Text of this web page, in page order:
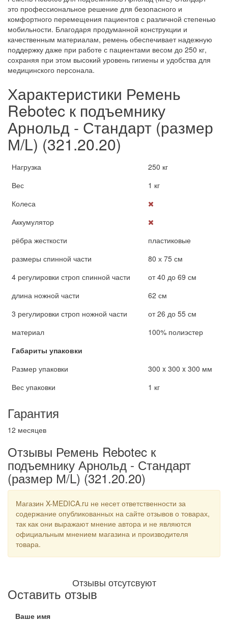
это профессиональное решение для безопасного и
комфортного перемещения пациентов с различной степенью
мобильности. Благодаря продуманной конструкции и
качественным материалам, ремень обеспечивает надежную
поддержку даже при работе с пациентами весом до 250 кг,
сохраняя при этом высокий уровень гигиены и удобства для
медицинского персонала.
Характеристики Ремень
Rebotec к подъемнику
Арнольд - Стандарт (размер
М/L) (321.20.20)
Нагрузка
250 кг
Вес
1 кг
Колеса
Аккумулятор
рёбра жесткости
пластиковые
размеры спинной части
80 х 75 см
4 регулировки строп спинной части
от 40 до 69 см
длина ножной части
62 см
3 регулировки строп ножной части
от 26 до 55 см
материал
100% полиэстер
Габариты упаковки
Размер упаковки
300 x 300 x 300 мм
Вес упаковки
1 кг
Гарантия
12 месяцев
Отзывы Ремень Rebotec к
подъемнику Арнольд - Стандарт
(размер М/L) (321.20.20)
Магазин X-MEDICA.ru не несет ответственности за
содержание опубликованных на сайте отзывов о товарах,
так как они выражают мнение автора и не являются
официальным мнением магазина и производителя
товара.
Отзывы отсутсвуют
Оставить отзыв
Ваше имя